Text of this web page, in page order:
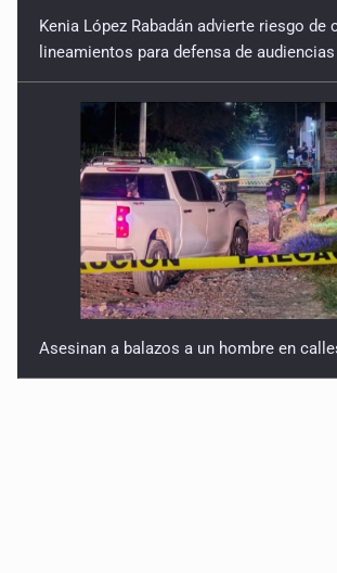
Kenia López Rabadán advierte riesgo de
lineamientos para defensa de audiencias
Asesinan a balazos a un hombre en